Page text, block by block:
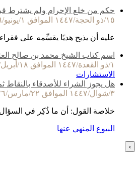
حكم من خلع الإحرام ولم يشترط
١٥/ذو الحجة/١٤٤٧ الموافق ١/يونيو/٢٠٢٦
عليه أن يذبح هديًا يقسِّمه على
اسم كتاب الشيخ محمد بن صالح
١/ذو القعدة/١٤٤٧ الموافق ١٨/أبريل/٢٠٢٦
الاستشارات
هل يجوز الشراء للأصدقاء بالنقاط
٣/شوال/١٤٤٧ الموافق ٢٢/مارس/٢٠٢٦
خلاصة القول: أن ما ذُكِر في
البيوع المنهي عنها
›